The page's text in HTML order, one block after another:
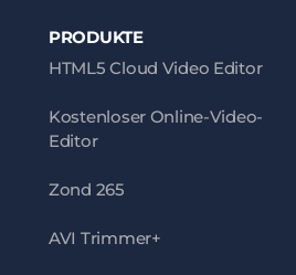
PRODUKTE
HTML5 Cloud Video Editor
Kostenloser Online-Video-
Editor
Zond 265
AVI Trimmer+